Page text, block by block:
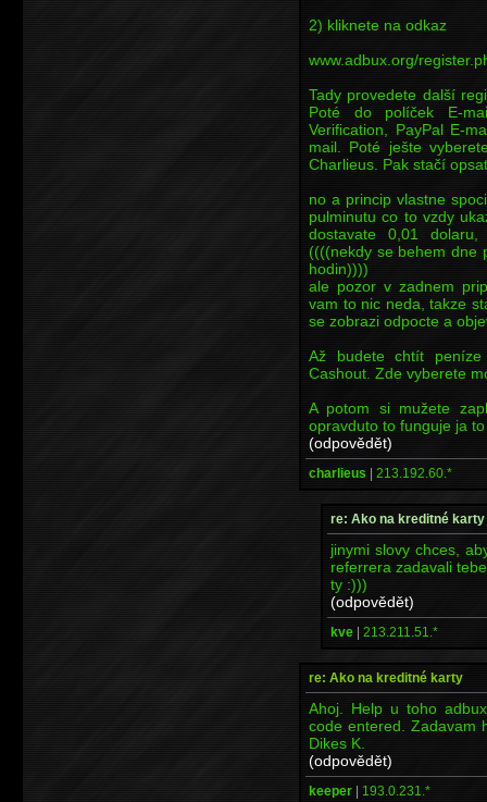
2) kliknete na odkaz
www.adbux.org/
Tady provedete další
Poté do políček E-
Verification, PayPal E-
mail. Poté ješte
Charlieus. Pak stačí
no a princip vlastne
pulminutu co to vzdy
dostavate 0,01
((((nekdy se behem dne
hodin))))
ale pozor v zadnem
vam to nic neda, takze
se zobrazi odpocte a
Až budete chtít
Cashout. Zde vyberete
A potom si mužete
opravduto to funguje ja
(odpovědět)
charlieus | 213.192.60.*
re: Ako na kreditné karty
jinymi slovy chces,
referrera zadavali
ty :)))
(odpovědět)
kve | 213.211.51.*
re: Ako na kreditné karty
Ahoj. Help u toho
code entered. Zadavam
Dikes K.
(odpovědět)
keeper | 193.0.231.*